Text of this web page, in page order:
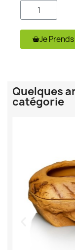
Je Prends
Quelques
catégorie